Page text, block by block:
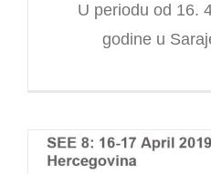
U periodu od 16.
godine u